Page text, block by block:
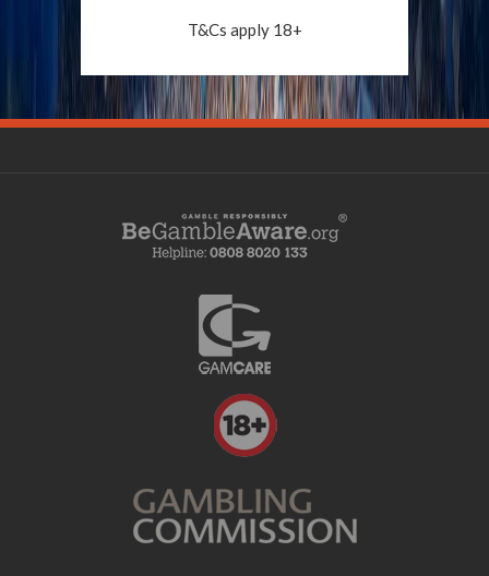
T&Cs apply 18+